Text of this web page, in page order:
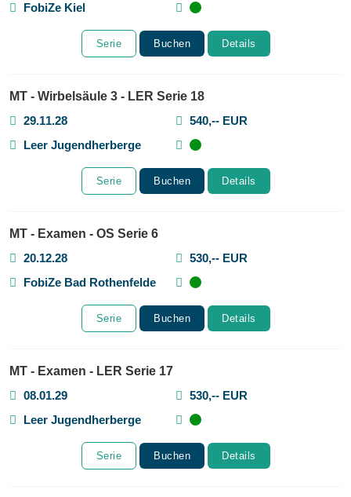
FobiZe Kiel
Serie Buchen Details
MT - Wirbelsäule 3 - LER Serie 18
29.11.28
540,-- EUR
Leer Jugendherberge
Serie Buchen Details
MT - Examen - OS Serie 6
20.12.28
530,-- EUR
FobiZe Bad Rothenfelde
Serie Buchen Details
MT - Examen - LER Serie 17
08.01.29
530,-- EUR
Leer Jugendherberge
Serie Buchen Details